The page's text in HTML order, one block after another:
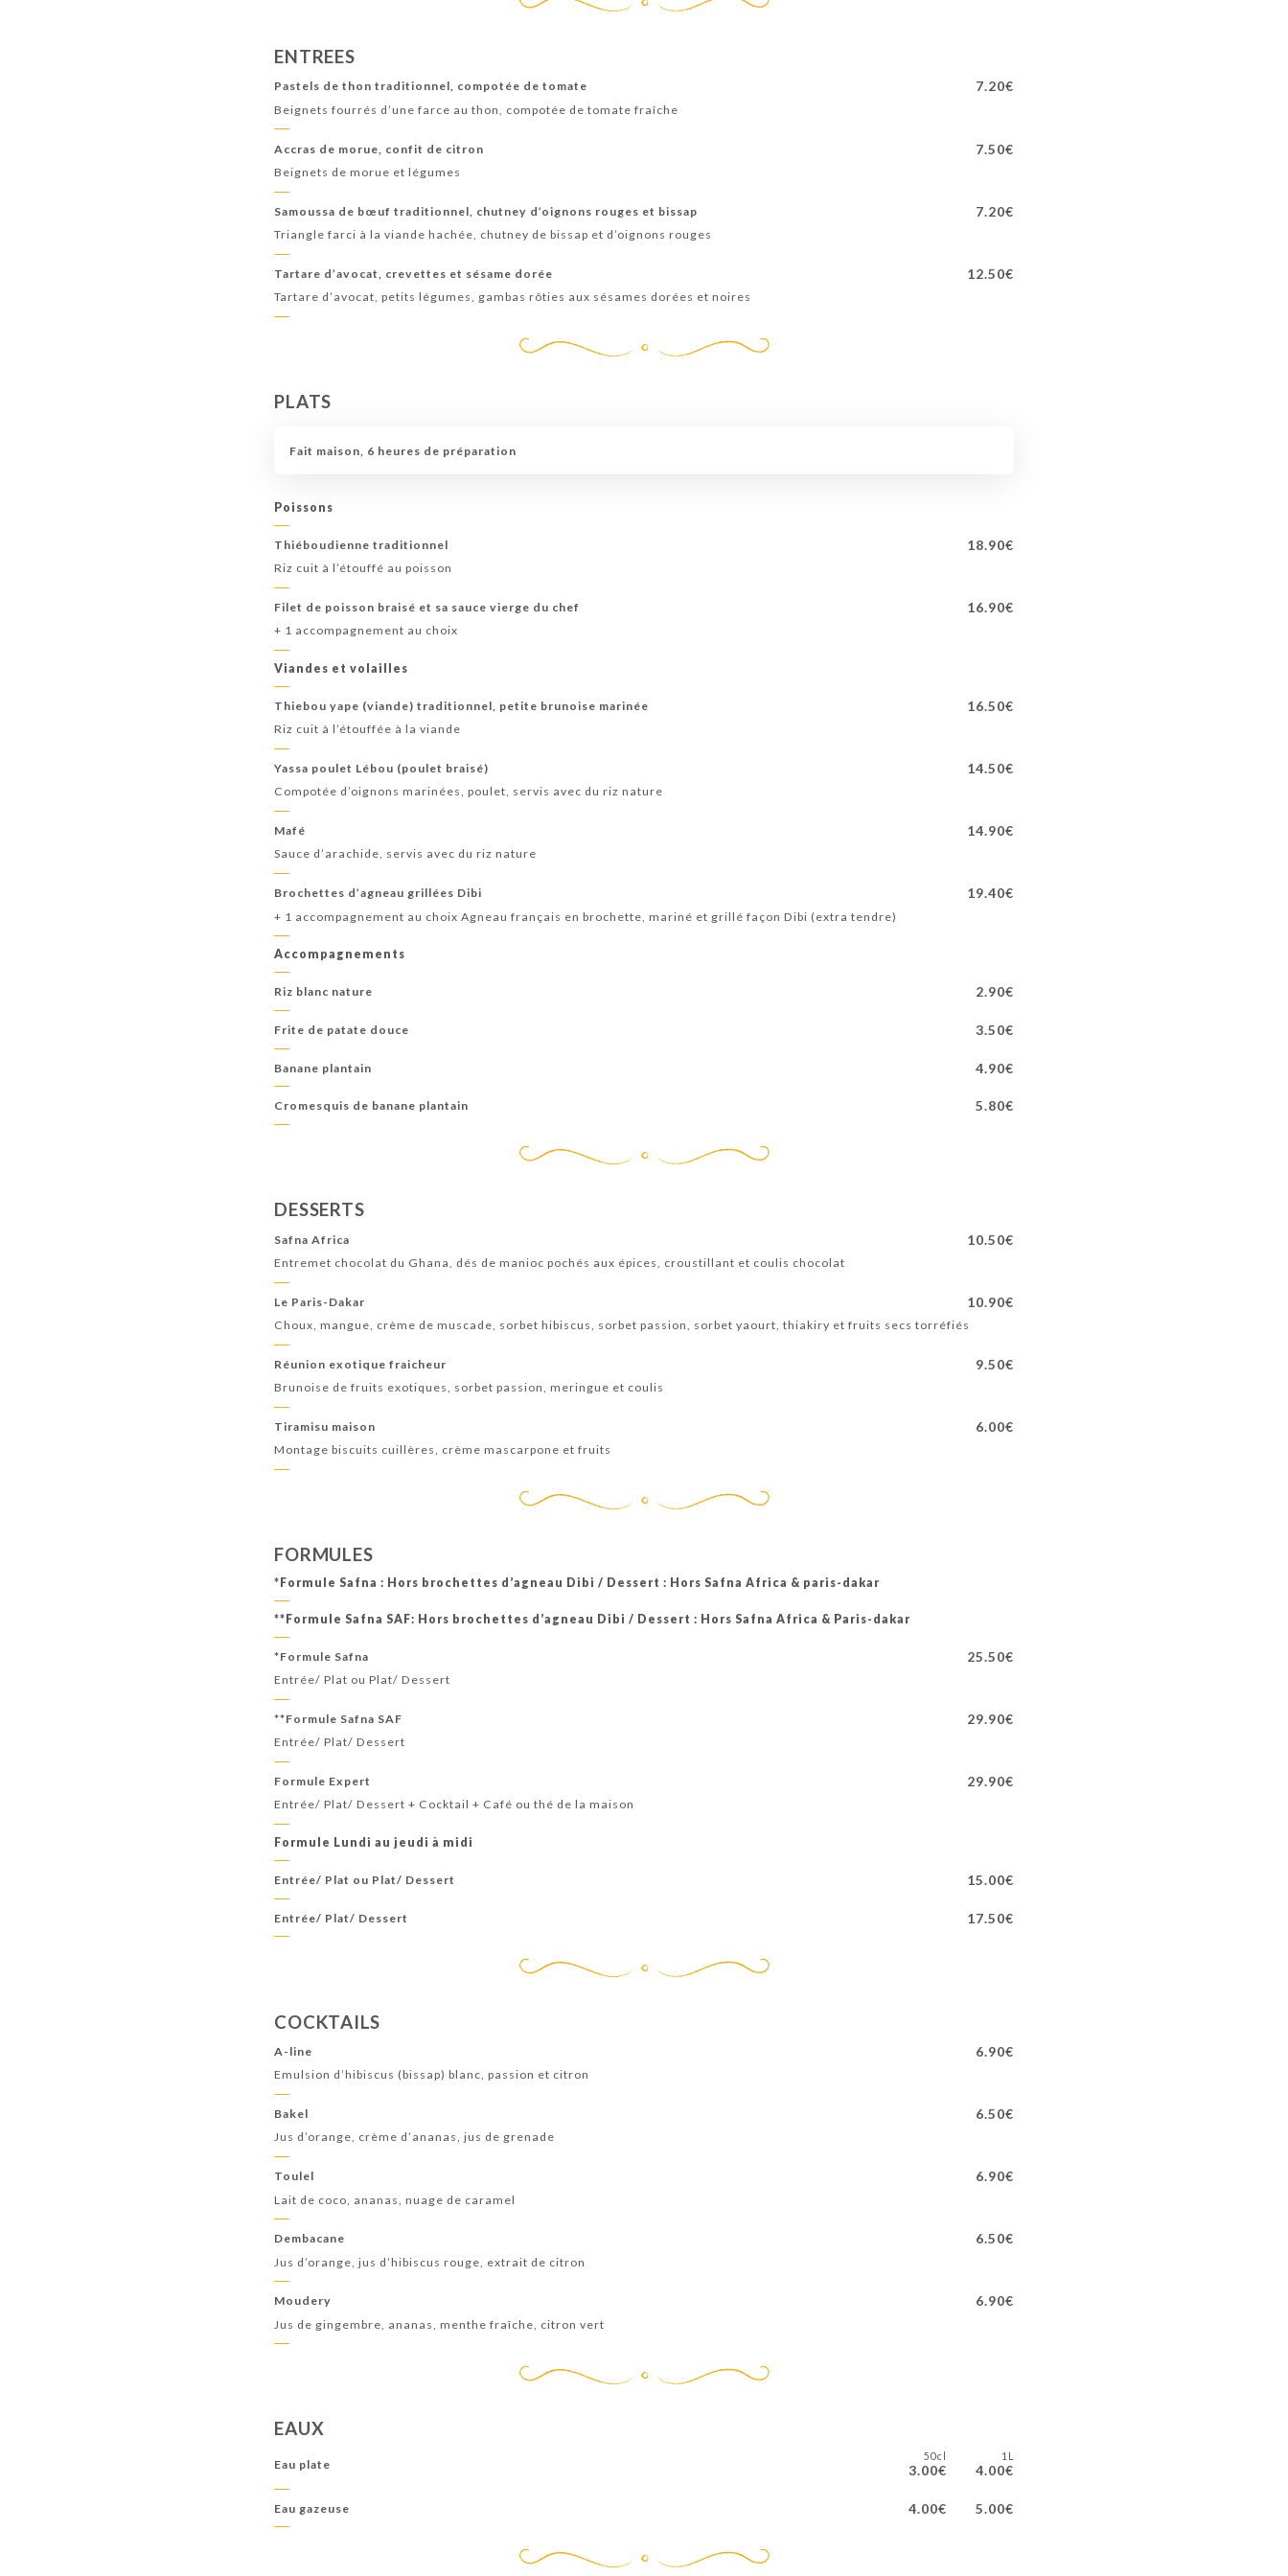
ENTREES
Pastels de thon traditionnel, compotée de tomate 7.20€
Beignets fourrés d’une farce au thon, compotée de tomate fraîche
Accras de morue, confit de citron 7.50€
Beignets de morue et légumes
Samoussa de bœuf traditionnel, chutney d’oignons rouges et bissap 7.20€
Triangle farci à la viande hachée, chutney de bissap et d’oignons rouges
Tartare d’avocat, crevettes et sésame dorée 12.50€
Tartare d’avocat, petits légumes, gambas rôties aux sésames dorées et noires
PLATS
Fait maison, 6 heures de préparation
Poissons
Thiéboudienne traditionnel 18.90€
Riz cuit à l’étouffé au poisson
Filet de poisson braisé et sa sauce vierge du chef 16.90€
+ 1 accompagnement au choix
Viandes et volailles
Thiebou yape (viande) traditionnel, petite brunoise marinée 16.50€
Riz cuit à l’étouffée à la viande
Yassa poulet Lébou (poulet braisé) 14.50€
Compotée d’oignons marinées, poulet, servis avec du riz nature
Mafé 14.90€
Sauce d’arachide, servis avec du riz nature
Brochettes d’agneau grillées Dibi 19.40€
+ 1 accompagnement au choix Agneau français en brochette, mariné et grillé façon Dibi (extra tendre)
Accompagnements
Riz blanc nature 2.90€
Frite de patate douce 3.50€
Banane plantain 4.90€
Cromesquis de banane plantain 5.80€
DESSERTS
Safna Africa 10.50€
Entremet chocolat du Ghana, dés de manioc pochés aux épices, croustillant et coulis chocolat
Le Paris-Dakar 10.90€
Choux, mangue, crème de muscade, sorbet hibiscus, sorbet passion, sorbet yaourt, thiakiry et fruits secs torréfiés
Réunion exotique fraicheur 9.50€
Brunoise de fruits exotiques, sorbet passion, meringue et coulis
Tiramisu maison 6.00€
Montage biscuits cuillères, crème mascarpone et fruits
FORMULES
*Formule Safna : Hors brochettes d’agneau Dibi / Dessert : Hors Safna Africa & paris-dakar
**Formule Safna SAF: Hors brochettes d’agneau Dibi / Dessert : Hors Safna Africa & Paris-dakar
*Formule Safna 25.50€
Entrée/ Plat ou Plat/ Dessert
**Formule Safna SAF 29.90€
Entrée/ Plat/ Dessert
Formule Expert 29.90€
Entrée/ Plat/ Dessert + Cocktail + Café ou thé de la maison
Formule Lundi au jeudi à midi
Entrée/ Plat ou Plat/ Dessert 15.00€
Entrée/ Plat/ Dessert 17.50€
COCKTAILS
A-line 6.90€
Emulsion d’hibiscus (bissap) blanc, passion et citron
Bakel 6.50€
Jus d’orange, crème d’ananas, jus de grenade
Toulel 6.90€
Lait de coco, ananas, nuage de caramel
Dembacane 6.50€
Jus d’orange, jus d’hibiscus rouge, extrait de citron
Moudery 6.90€
Jus de gingembre, ananas, menthe fraîche, citron vert
EAUX
Eau plate
50cl
3.00€
1L
4.00€
Eau gazeuse 4.00€ 5.00€